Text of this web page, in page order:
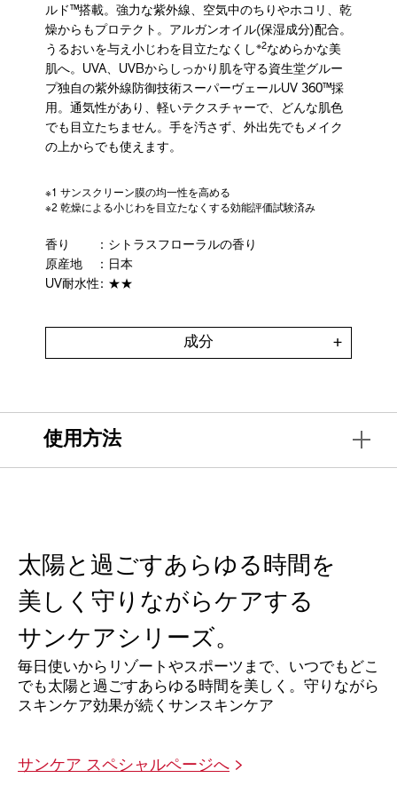
ルド™搭載。強力な紫外線、空気中のちりやホコリ、乾
燥からもプロテクト。アルガンオイル(保湿成分)配合。
うるおいを与え小じわを目立たなくし※2なめらかな美
肌へ。UVA、UVBからしっかり肌を守る資生堂グルー
プ独自の紫外線防御技術スーパーヴェールUV 360™採
用。通気性があり、軽いテクスチャーで、どんな肌色
でも目立たちません。手を汚さず、外出先でもメイク
の上からでも使えます。
※1 サンスクリーン膜の均一性を高める
※2 乾燥による小じわを目立たなくする効能評価試験済み
香り
：シトラスフローラルの香り
原産地
：日本
UV耐水性：★★
成分
使用方法
太陽と過ごすあらゆる時間を
美しく守りながらケアする
サンケアシリーズ。
毎日使いからリゾートやスポーツまで、 いつでもどこ
でも太陽と過ごすあらゆる時間を美しく。 守りながら
スキンケア効果が続くサンスキンケア
サンケア スペシャルページへ >